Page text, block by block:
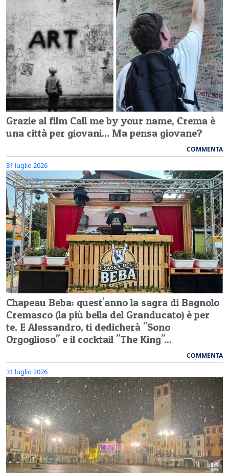
Grazie al film Call me by your name, Crema è
una città per giovani... Ma pensa giovane?
COMMENTA
31 luglio 2026
Chapeau Beba: quest'anno la sagra di Bagnolo
Cremasco (la più bella del Granducato) è per
te. E Alessandro, ti dedicherà "Sono
Orgoglioso" e il cocktail "The King"...
COMMENTA
31 luglio 2026